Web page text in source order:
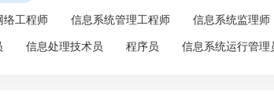
络工程师 信息系统管理工程师 信息系统监理师
信息处理技术员 程序员 信息系统运行管理